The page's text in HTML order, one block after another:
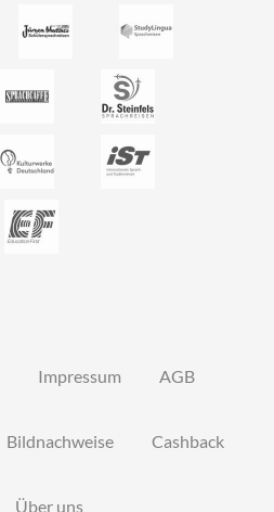
Impressum AGB
Bildnachweise Cashback
Über uns